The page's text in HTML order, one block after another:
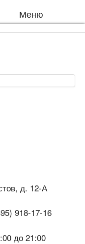
Меню
д. 12-А
918-17-16
до 21:00